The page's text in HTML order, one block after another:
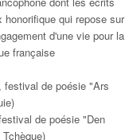
qui repose sur
d'une vie pour la
française
festival de poésie "Ars
de poésie "Den